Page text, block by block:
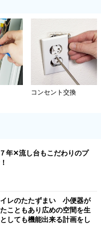
コンセント交換
年✕流し台もこだわりのプ
レのたたずまい 小便器が
こともあり広めの空間を生
しても機能出来る計画をし